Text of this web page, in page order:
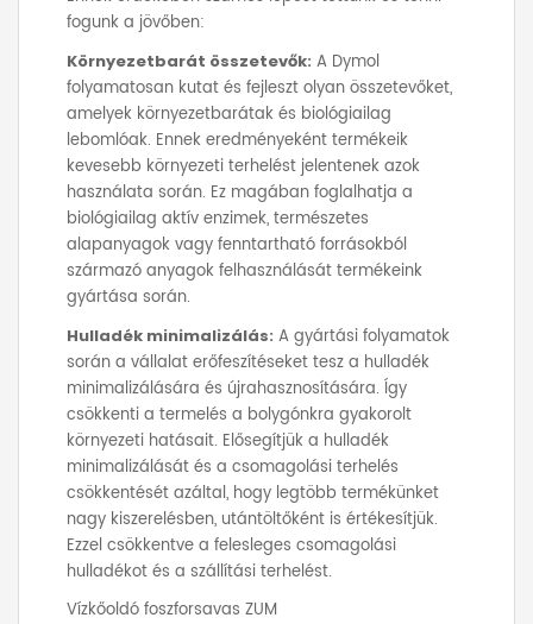
fogunk a jövőben:
Környezetbarát összetevők: A Dymol
folyamatosan kutat és fejleszt olyan összetevőket,
amelyek környezetbarátak és biológiailag
lebomlóak. Ennek eredményeként termékeik
kevesebb környezeti terhelést jelentenek azok
használata során. Ez magában foglalhatja a
biológiailag aktív enzimek, természetes
alapanyagok vagy fenntartható forrásokból
származó anyagok felhasználását termékeink
gyártása során.
Hulladék minimalizálás: A gyártási folyamatok
során a vállalat erőfeszítéseket tesz a hulladék
minimalizálására és újrahasznosítására. Így
csökkenti a termelés a bolygónkra gyakorolt
környezeti hatásait. Elősegítjük a hulladék
minimalizálását és a csomagolási terhelés
csökkentését azáltal, hogy legtöbb termékünket
nagy kiszerelésben, utántöltőként is értékesítjük.
Ezzel csökkentve a felesleges csomagolási
hulladékot és a szállítási terhelést.
Vízkőoldó foszforsavas ZUM